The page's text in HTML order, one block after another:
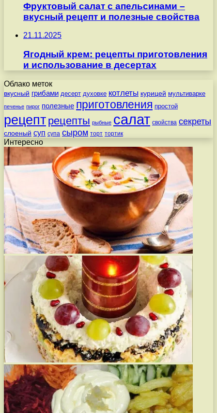
Фруктовый салат с апельсинами –
вкусный рецепт и полезные свойства
21.11.2025
Ягодный крем: рецепты приготовления
и использование в десертах
Облако меток
вкусный грибами десерт духовке котлеты курицей мультиварке
печенье пирог полезные приготовления простой
рецепт рецепты рыбные салат свойства секреты
слоеный суп супа сыром торт тортик
Интересно